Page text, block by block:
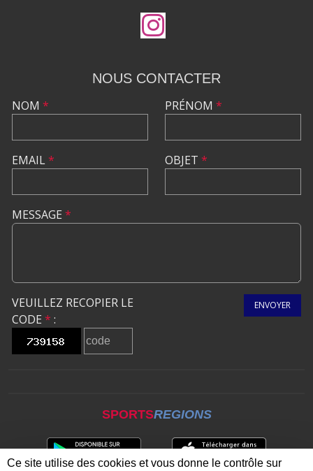
NOUS CONTACTER
NOM *
EMAIL*
PRÉNOM *
OBJET *
MESSAGE *
VEUILLEZ RECOPIER LE
CODE * :
ENVOYER
SPORTSREGIONS
Ce site utilise des cookies et vous donne le contrôle sur